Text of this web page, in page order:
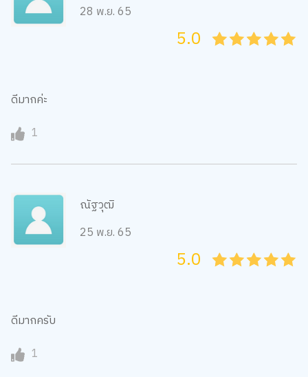
28 พ.ย. 65
45
4
35
3
25
2
15
1
05
5.0
ดีมากค่ะ
1
ณัฐวุฒิ
25 พ.ย. 65
45
4
35
3
25
2
15
1
05
5.0
ดีมากครับ
1